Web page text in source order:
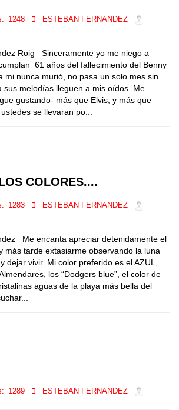
1248
ESTEBAN FERNANDEZ
Roig Sinceramente yo me niego a
61 años del fallecimiento del Benny
nunca murió, no pasa un solo mes sin
sus melodías lleguen a mis oídos. Me
gustando- más que Elvis, y más que
se llevaran po...
COLORES....
1283
ESTEBAN FERNANDEZ
Me encanta apreciar detenidamente el
más tarde extasiarme observando la luna
dejar vivir. Mi color preferido es el AZUL,
los “Dodgers blue”, el color de
aguas de la playa más bella del
1289
ESTEBAN FERNANDEZ